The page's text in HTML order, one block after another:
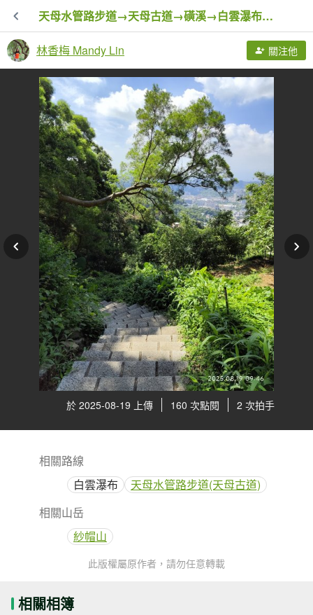
天母水管路步道→天母古道→磺溪→白雲瀑布【發現陽明山、臺北健走趣】
林香梅 Mandy Lin 關注他
於 2025-08-19 上傳 160 次點閱 2 次拍手
相關路線
白雲瀑布
天母水管路步道(天母古道)
相關山岳
紗帽山
此版權屬原作者，請勿任意轉載
相關相簿